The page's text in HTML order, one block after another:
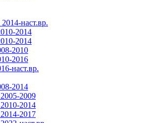
наст.вр.
2014
2014
2010
2016
наст.вр.
2014
2009
2014
2017